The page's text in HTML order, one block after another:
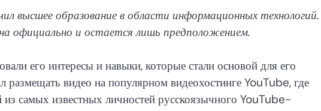
высшее образование в области информационных технологий.
официально и остается лишь предположением.
его интересы и навыки, которые стали основой для его
размещать видео на популярном видеохостинге YouTube, где
из самых известных личностей русскоязычного YouTube-